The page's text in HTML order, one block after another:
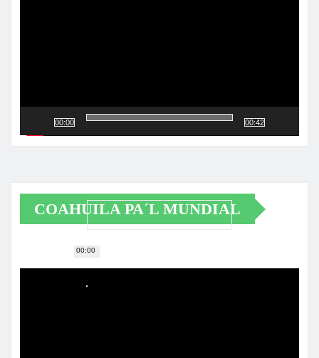
00:00
00:00
00:42
COAHUILA PA´L MUNDIAL
Reproductor